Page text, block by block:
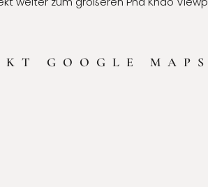
GOOGLE MAPS